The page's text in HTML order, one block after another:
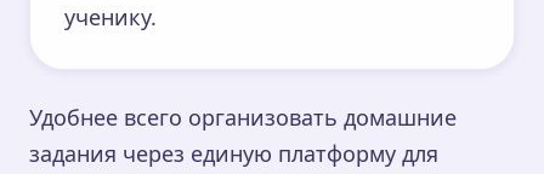
ученику.
Удобнее всего организовать домашние
задания через единую платформу для